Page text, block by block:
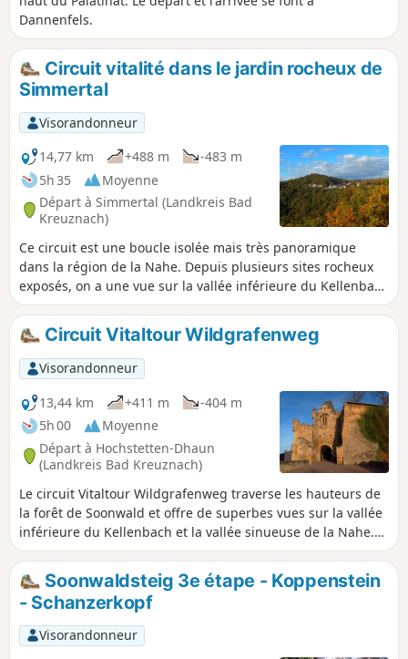
Dannenfels.
Circuit vitalité dans le jardin rocheux de
Simmertal
Visorandonneur
14,77 km
+488 m
-483 m
5h 35
Moyenne
Départ à Simmertal (Landkreis Bad
Kreuznach)
Ce circuit est une boucle isolée mais très panoramique
dans la région de la Nahe. Depuis plusieurs sites rocheux
exposés, on a une vue sur la vallée inférieure du Kellenbach
et, depuis le plateau balayé par le vent près de Horbach, on
peut profiter d'une vue imprenable sur la forêt de Soonwald
jusqu'aux montagnes du Palatinat. Le parcours traverse des
champs, des prairies, la forêt et une vallée idyllique. On
alterne entre des sentiers étroits et des chemins larges à
travers prés et bois.
Circuit Vitaltour Wildgrafenweg
Visorandonneur
13,44 km
+411 m
-404 m
5h 00
Moyenne
Départ à Hochstetten-Dhaun
(Landkreis Bad Kreuznach)
Le circuit Vitaltour Wildgrafenweg traverse les hauteurs de
la forêt de Soonwald et offre de superbes vues sur la vallée
inférieure du Kellenbach et la vallée sinueuse de la Nahe.
Deux ruines médiévales se trouvent le long du chemin et, à
la fin du circuit, la visite du Naheland Skywalk, juste à côté
de la collégiale sur le Johannisberg, constitue le point
d'orgue de la balade.
Soonwaldsteig 3e étape - Koppenstein
- Schanzerkopf
Visorandonneur